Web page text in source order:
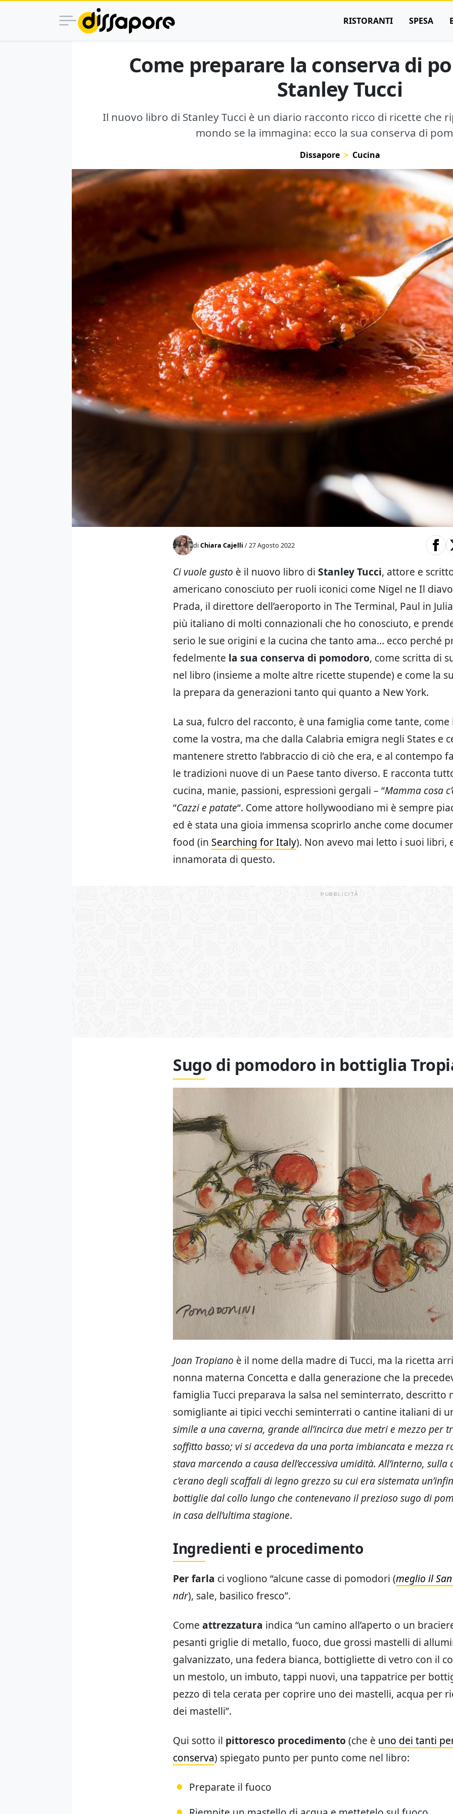
RISTORANTI SPESA
Come preparare la conserva di
Stanley Tucci
Il nuovo libro di Stanley Tucci è un diario racconto ricco di ricette che
mondo se la immagina: ecco la sua conserva di
Dissapore Cucina
diChiara Cajelli / 27 Agosto 2022
Ci vuole gusto è il nuovo libro di Stanley Tucci, attore e
americano conosciuto per ruoli iconici come Nigel ne Il
Prada, il direttore dell’aeroporto in The Terminal, Paul in
più italiano di molti connazionali che ho conosciuto, e
serio le sue origini e la cucina che tanto ama… ecco perché
fedelmente la sua conserva di pomodoro, come scritta di
nel libro (insieme a molte altre ricette stupende) e come la
la prepara da generazioni tanto qui quanto a New York.
La sua, fulcro del racconto, è una famiglia come tante, come
come la vostra, ma che dalla Calabria emigra negli States e
mantenere stretto l’abbraccio di ciò che era, e al contempo
le tradizioni nuove di un Paese tanto diverso. E racconta
cucina, manie, passioni, espressioni gergali – “Mamma cosa
“Cazzi e patate“. Come attore hollywoodiano mi è sempre
ed è stata una gioia immensa scoprirlo anche come
food (in Searching for Italy). Non avevo mai letto i suoi libri,
innamorata di questo.
Sugo di pomodoro in bottiglia
Joan Tropiano è il nome della madre di Tucci, ma la ricetta
nonna materna Concetta e dalla generazione che la
famiglia Tucci preparava la salsa nel seminterrato, descritto
somigliante ai tipici vecchi seminterrati o cantine italiani di
simile a una caverna, grande all’incirca due metri e mezzo per
soffitto basso; vi si accedeva da una porta imbiancata e mezza
stava marcendo a causa dell’eccessiva umidità. All’interno, sulla
c’erano degli scaffali di legno grezzo su cui era sistemata
bottiglie dal collo lungo che contenevano il prezioso sugo di
in casa dell’ultima stagione.
Ingredienti e procedimento
Per farla ci vogliono “alcune casse di pomodori (meglio il
ndr), sale, basilico fresco”.
Come attrezzatura indica “un camino all’aperto o un
pesanti griglie di metallo, fuoco, due grossi mastelli di
galvanizzato, una federa bianca, bottigliette di vetro con il
un mestolo, un imbuto, tappi nuovi, una tappatrice per
pezzo di tela cerata per coprire uno dei mastelli, acqua per
dei mastelli”.
Qui sotto il pittoresco procedimento (che è uno dei tanti
conserva) spiegato punto per punto come nel libro:
Preparate il fuoco